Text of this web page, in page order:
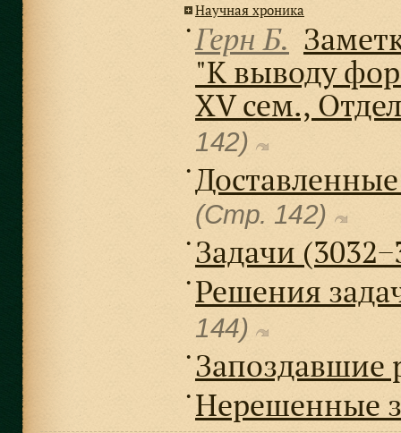
Научная хроника
● Герн Б.
"К выводу
XV сем.,
142)
●
(Стр. 142)
● Задачи
● Решения
144)
● Запоздавшие
● Нерешенные